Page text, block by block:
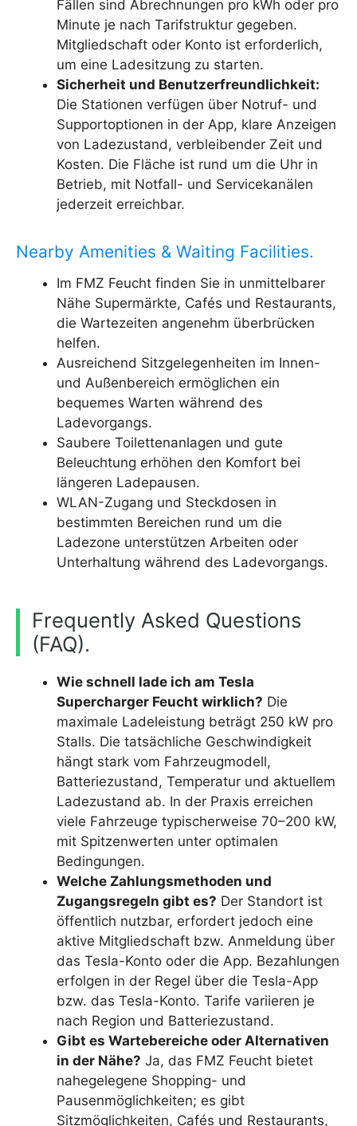
Fällen sind Abrechnungen pro kWh oder pro
Minute je nach Tarifstruktur gegeben.
Mitgliedschaft oder Konto ist erforderlich,
um eine Ladesitzung zu starten.
Sicherheit und Benutzerfreundlichkeit:
Die Stationen verfügen über Notruf- und
Supportoptionen in der App, klare Anzeigen
von Ladezustand, verbleibender Zeit und
Kosten. Die Fläche ist rund um die Uhr in
Betrieb, mit Notfall- und Servicekanälen
jederzeit erreichbar.
Nearby Amenities & Waiting Facilities.
Im FMZ Feucht finden Sie in unmittelbarer
Nähe Supermärkte, Cafés und Restaurants,
die Wartezeiten angenehm überbrücken
helfen.
Ausreichend Sitzgelegenheiten im Innen-
und Außenbereich ermöglichen ein
bequemes Warten während des
Ladevorgangs.
Saubere Toilettenanlagen und gute
Beleuchtung erhöhen den Komfort bei
längeren Ladepausen.
WLAN-Zugang und Steckdosen in
bestimmten Bereichen rund um die
Ladezone unterstützen Arbeiten oder
Unterhaltung während des Ladevorgangs.
Frequently Asked Questions
(FAQ).
Wie schnell lade ich am Tesla
Supercharger Feucht wirklich? Die
maximale Ladeleistung beträgt 250 kW pro
Stalls. Die tatsächliche Geschwindigkeit
hängt stark vom Fahrzeugmodell,
Batteriezustand, Temperatur und aktuellem
Ladezustand ab. In der Praxis erreichen
viele Fahrzeuge typischerweise 70–200 kW,
mit Spitzenwerten unter optimalen
Bedingungen.
Welche Zahlungsmethoden und
Zugangsregeln gibt es? Der Standort ist
öffentlich nutzbar, erfordert jedoch eine
aktive Mitgliedschaft bzw. Anmeldung über
das Tesla-Konto oder die App. Bezahlungen
erfolgen in der Regel über die Tesla-App
bzw. das Tesla-Konto. Tarife variieren je
nach Region und Batteriezustand.
Gibt es Wartebereiche oder Alternativen
in der Nähe? Ja, das FMZ Feucht bietet
nahegelegene Shopping- und
Pausenmöglichkeiten; es gibt
Sitzmöglichkeiten, Cafés und Restaurants,